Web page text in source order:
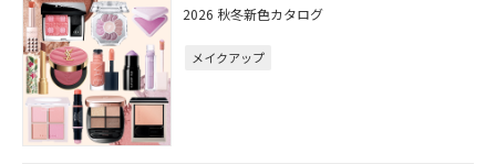
2026 秋冬新色カタログ
メイクアップ